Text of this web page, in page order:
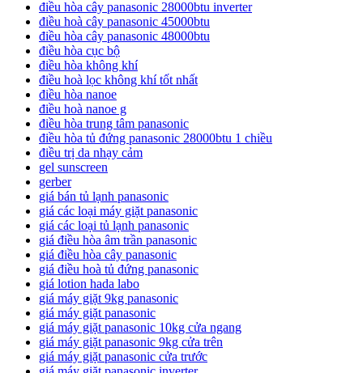
điều hòa cây panasonic 28000btu inverter
điều hoà cây panasonic 45000btu
điều hòa cây panasonic 48000btu
điều hòa cục bộ
điều hòa không khí
điều hoà lọc không khí tốt nhất
điều hòa nanoe
điều hoà nanoe g
điều hòa trung tâm panasonic
điều hòa tủ đứng panasonic 28000btu 1 chiều
điều trị da nhạy cảm
gel sunscreen
gerber
giá bán tủ lạnh panasonic
giá các loại máy giặt panasonic
giá các loại tủ lạnh panasonic
giá điều hòa âm trần panasonic
giá điều hòa cây panasonic
giá điều hoà tủ đứng panasonic
giá lotion hada labo
giá máy giặt 9kg panasonic
giá máy giặt panasonic
giá máy giặt panasonic 10kg cửa ngang
giá máy giặt panasonic 9kg cửa trên
giá máy giặt panasonic cửa trước